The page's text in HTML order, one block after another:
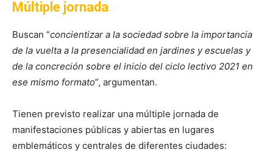
Múltiple jornada
Buscan “concientizar a la sociedad sobre la importancia
de la vuelta a la presencialidad en jardines y escuelas y
de la concreción sobre el inicio del ciclo lectivo 2021 en
ese mismo formato”, argumentan.
Tienen previsto realizar una múltiple jornada de
manifestaciones públicas y abiertas en lugares
emblemáticos y centrales de diferentes ciudades: